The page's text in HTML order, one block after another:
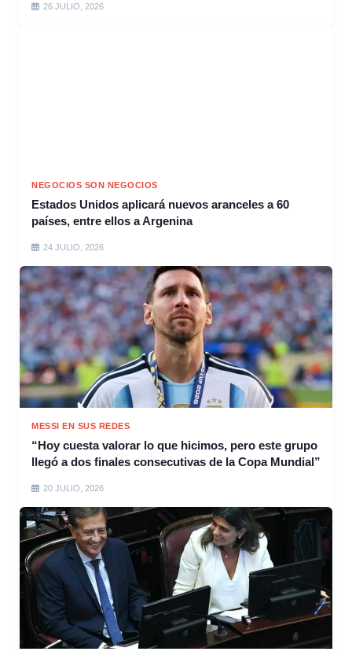
26 JULIO, 2026
NEGOCIOS SON NEGOCIOS
Estados Unidos aplicará nuevos aranceles a 60
países, entre ellos a Argenina
24 JULIO, 2026
MESSI EN SUS REDES
“Hoy cuesta valorar lo que hicimos, pero este grupo
llegó a dos finales consecutivas de la Copa Mundial”
20 JULIO, 2026